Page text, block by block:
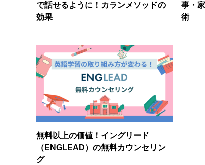
で話せるように！カランメソッドの
効果
事・
術
無料以上の価値！イングリード
（ENGLEAD）の無料カウンセリン
グ